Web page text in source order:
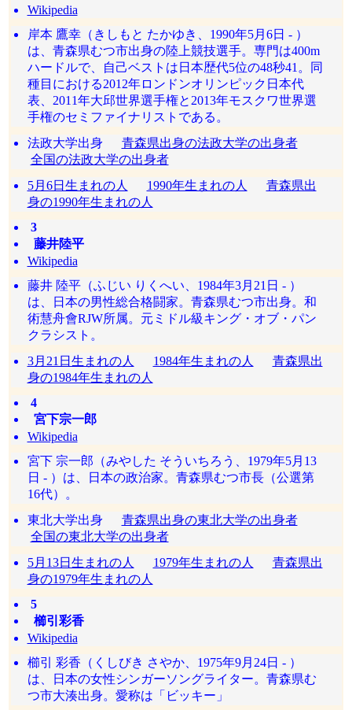
Wikipedia
岸本 鷹幸（きしもと たかゆき、1990年5月6日 - ）
は、青森県むつ市出身の陸上競技選手。専門は400m
ハードルで、自己ベストは日本歴代5位の48秒41。同
種目における2012年ロンドンオリンピック日本代
表、2011年大邱世界選手権と2013年モスクワ世界選
手権のセミファイナリストである。
法政大学出身 青森県出身の法政大学の出身者
全国の法政大学の出身者
5月6日生まれの人
1990年生まれの人
青森県出
身の1990年生まれの人
3
藤井陸平
Wikipedia
藤井 陸平（ふじい りくへい、1984年3月21日 - ）
は、日本の男性総合格闘家。青森県むつ市出身。和
術慧舟會RJW所属。元ミドル級キング・オブ・パン
クラシスト。
3月21日生まれの人
1984年生まれの人
青森県出
身の1984年生まれの人
4
宮下宗一郎
Wikipedia
宮下 宗一郎（みやした そういちろう、1979年5月13
日 - ）は、日本の政治家。青森県むつ市長（公選第
16代）。
東北大学出身 青森県出身の東北大学の出身者
全国の東北大学の出身者
5月13日生まれの人
1979年生まれの人
青森県出
身の1979年生まれの人
5
櫛引彩香
Wikipedia
櫛引 彩香（くしびき さやか、1975年9月24日 - ）
は、日本の女性シンガーソングライター。青森県む
つ市大湊出身。愛称は「ビッキー」